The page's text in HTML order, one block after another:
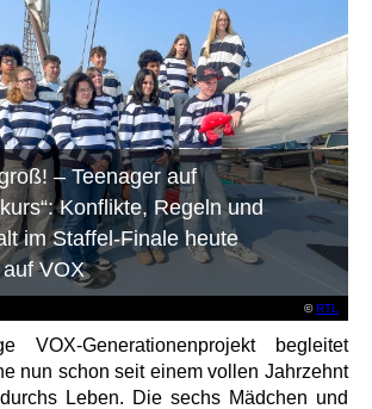
©RTL
– Teenager auf
Konflikte, Regeln und
im Staffel-Finale heute
VOX
VOX-Generationenprojekt begleitet
nun schon seit einem vollen Jahrzehnt
Leben. Die sechs Mädchen und